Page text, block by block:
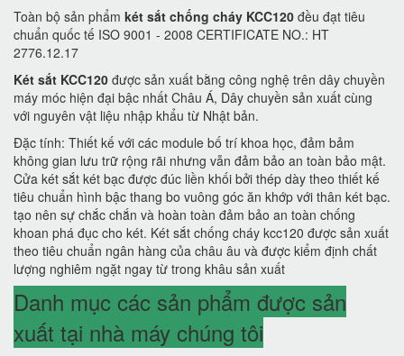
Toàn bộ sản phẩm két sắt chống cháy KCC120 đều đạt tiêu
chuẩn quốc tế ISO 9001 - 2008 CERTIFICATE NO.: HT
2776.12.17
Két sắt KCC120 được sản xuất bằng công nghệ trên dây chuyền
máy móc hiện đại bậc nhất Châu Á, Dây chuyền sản xuất cùng
với nguyên vật liệu nhập khẩu từ Nhật bản.
Đặc tính: Thiết kế với các module bố trí khoa học, đảm bảm
không gian lưu trữ rộng rãi nhưng vẫn đảm bảo an toàn bảo mật.
Cửa két sắt két bạc được đúc liền khối bởi thép dày theo thiết kế
tiêu chuẩn hình bậc thang bo vuông góc ăn khớp với thân két bạc.
tạo nên sự chắc chắn và hoàn toàn đảm bảo an toàn chống
khoan phá đục cho két. Két sắt chống cháy kcc120 được sản xuất
theo tiêu chuẩn ngân hàng của châu âu và được kiểm định chất
lượng nghiêm ngặt ngay từ trong khâu sản xuất
Danh mục các sản phẩm được sản
xuất tại nhà máy chúng tôi